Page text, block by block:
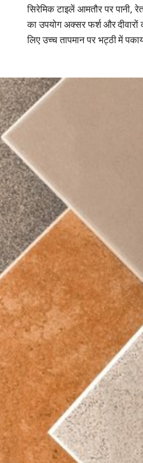
सिरेमिक टाइलें आमतौर पर पानी,
का उपयोग अक्सर फर्श और
लिए उच्च तापमान पर भट्ठी में